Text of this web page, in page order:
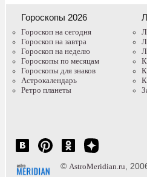
Гороскопы 2026
Гороскоп на сегодня
Гороскоп на завтра
Гороскоп на неделю
Гороскопы по месяцам
Гороскопы для знаков
Астрокалендарь
Ретро планеты
© AstroMeridian.ru,